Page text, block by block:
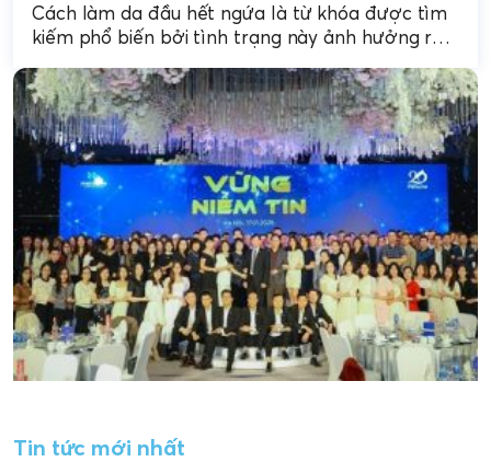
Cách làm da đầu hết ngứa là từ khóa được tìm
kiếm phổ biến bởi tình trạng này ảnh hưởng rất
Tin tức mới nhất